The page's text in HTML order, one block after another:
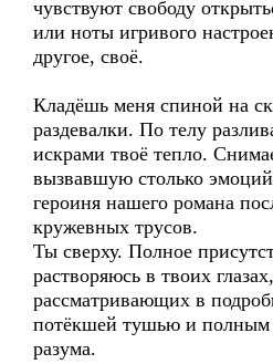
чувствуют свободу
или ноты игривого
другое, своё.
Кладёшь меня спиной на
раздевалки. По телу
искрами твоё тепло.
вызвавшую столько
героиня нашего романа
кружевных трусов.
Ты сверху. Полное
растворяюсь в твоих глазах,
рассматривающих в
потёкшей тушью и полным
разума.